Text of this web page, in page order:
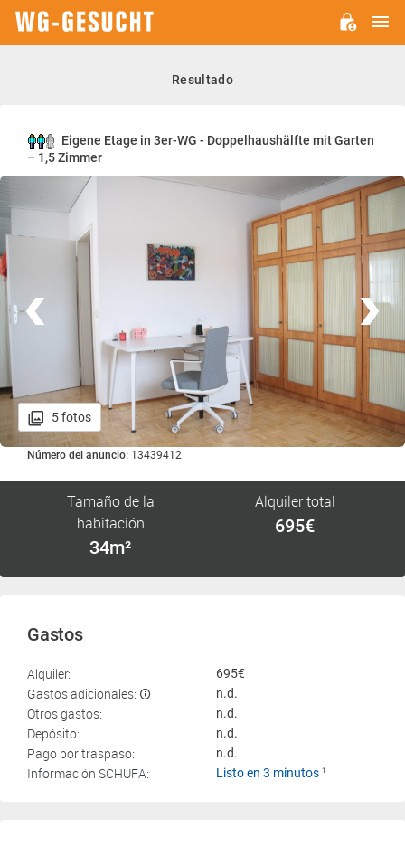
Resultado
Eigene Etage in 3er-WG - Doppelhaushälfte mit Garten
– 1,5 Zimmer
5 fotos
Número del anuncio: 13439412
Tamaño de la
habitación
34m²
Alquiler total
695€
Gastos
Alquiler: 695€
Gastos adicionales: n.d.
Otros gastos: n.d.
Depósito: n.d.
Pago por traspaso: n.d.
Información SCHUFA: Listo en 3 minutos 1